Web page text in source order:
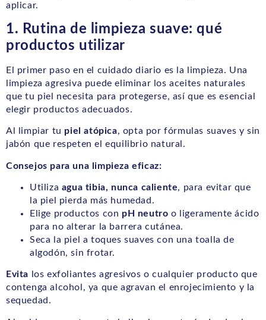
aplicar.
1. Rutina de limpieza suave: qué
productos utilizar
El primer paso en el cuidado diario es la limpieza. Una
limpieza agresiva puede eliminar los aceites naturales
que tu piel necesita para protegerse, así que es esencial
elegir productos adecuados.
Al limpiar tu piel atópica, opta por fórmulas suaves y sin
jabón que respeten el equilibrio natural.
Consejos para una limpieza eficaz:
Utiliza agua tibia, nunca caliente, para evitar que
la piel pierda más humedad.
Elige productos con pH neutro o ligeramente ácido
para no alterar la barrera cutánea.
Seca la piel a toques suaves con una toalla de
algodón, sin frotar.
Evita los exfoliantes agresivos o cualquier producto que
contenga alcohol, ya que agravan el enrojecimiento y la
sequedad.